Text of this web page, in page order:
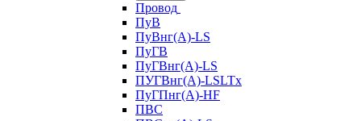
Провод
ПуВ
ПуВнг(А)-LS
ПуГВ
ПуГВнг(А)-LS
ПУГВнг(А)-LSLTx
ПуГПнг(А)-HF
ПВС